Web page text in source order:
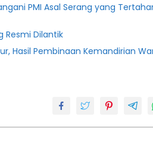
PMI Asal Serang yang
Resmi Dilantik
Hasil Pembinaan Kemandirian